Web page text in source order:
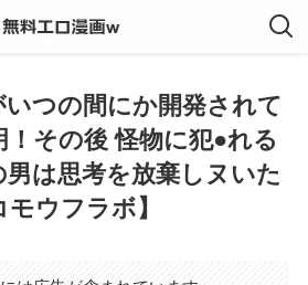
つの間にか開発されて
その後 怪物に犯●れる
は思考を放棄しヌいた
ウフラボ】